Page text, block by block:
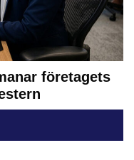
företagets